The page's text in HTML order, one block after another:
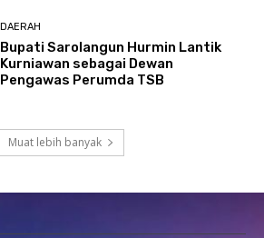
DAERAH
Bupati Sarolangun Hurmin Lantik
Kurniawan sebagai Dewan
Pengawas Perumda TSB
Muat lebih banyak